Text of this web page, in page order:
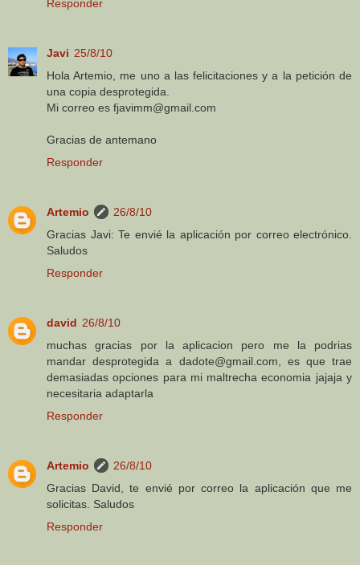
Responder
Javi 25/8/10
Hola Artemio, me uno a las felicitaciones y a la petición de
una copia desprotegida.
Mi correo es fjavimm@gmail.com
Gracias de antemano
Responder
Artemio
26/8/10
Gracias Javi: Te envié la aplicación por correo electrónico.
Saludos
Responder
david 26/8/10
muchas gracias por la aplicacion pero me la podrias
mandar desprotegida a dadote@gmail.com, es que trae
demasiadas opciones para mi maltrecha economia jajaja y
necesitaria adaptarla
Responder
Artemio
26/8/10
Gracias David, te envié por correo la aplicación que me
solicitas. Saludos
Responder